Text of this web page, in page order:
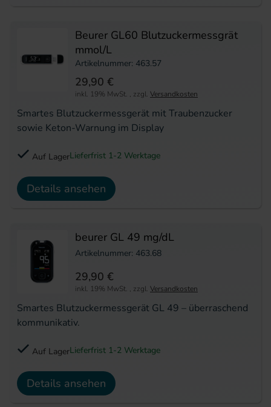
Beurer GL60 Blutzuckermessgrät
mmol/L
Artikelnummer: 463.57
Smartes Blutzuckermessgerät mit Traubenzucker
sowie Keton-Warnung im Display
29,90 €
inkl. 19% MwSt. , zzgl. Versandkosten
Auf LagerLieferfrist 1-2 Werktage
Details ansehen
beurer GL 49 mg/dL
Artikelnummer: 463.68
Smartes Blutzuckermessgerät GL 49 – überraschend
kommunikativ.
29,90 €
inkl. 19% MwSt. , zzgl. Versandkosten
Auf LagerLieferfrist 1-2 Werktage
Details ansehen